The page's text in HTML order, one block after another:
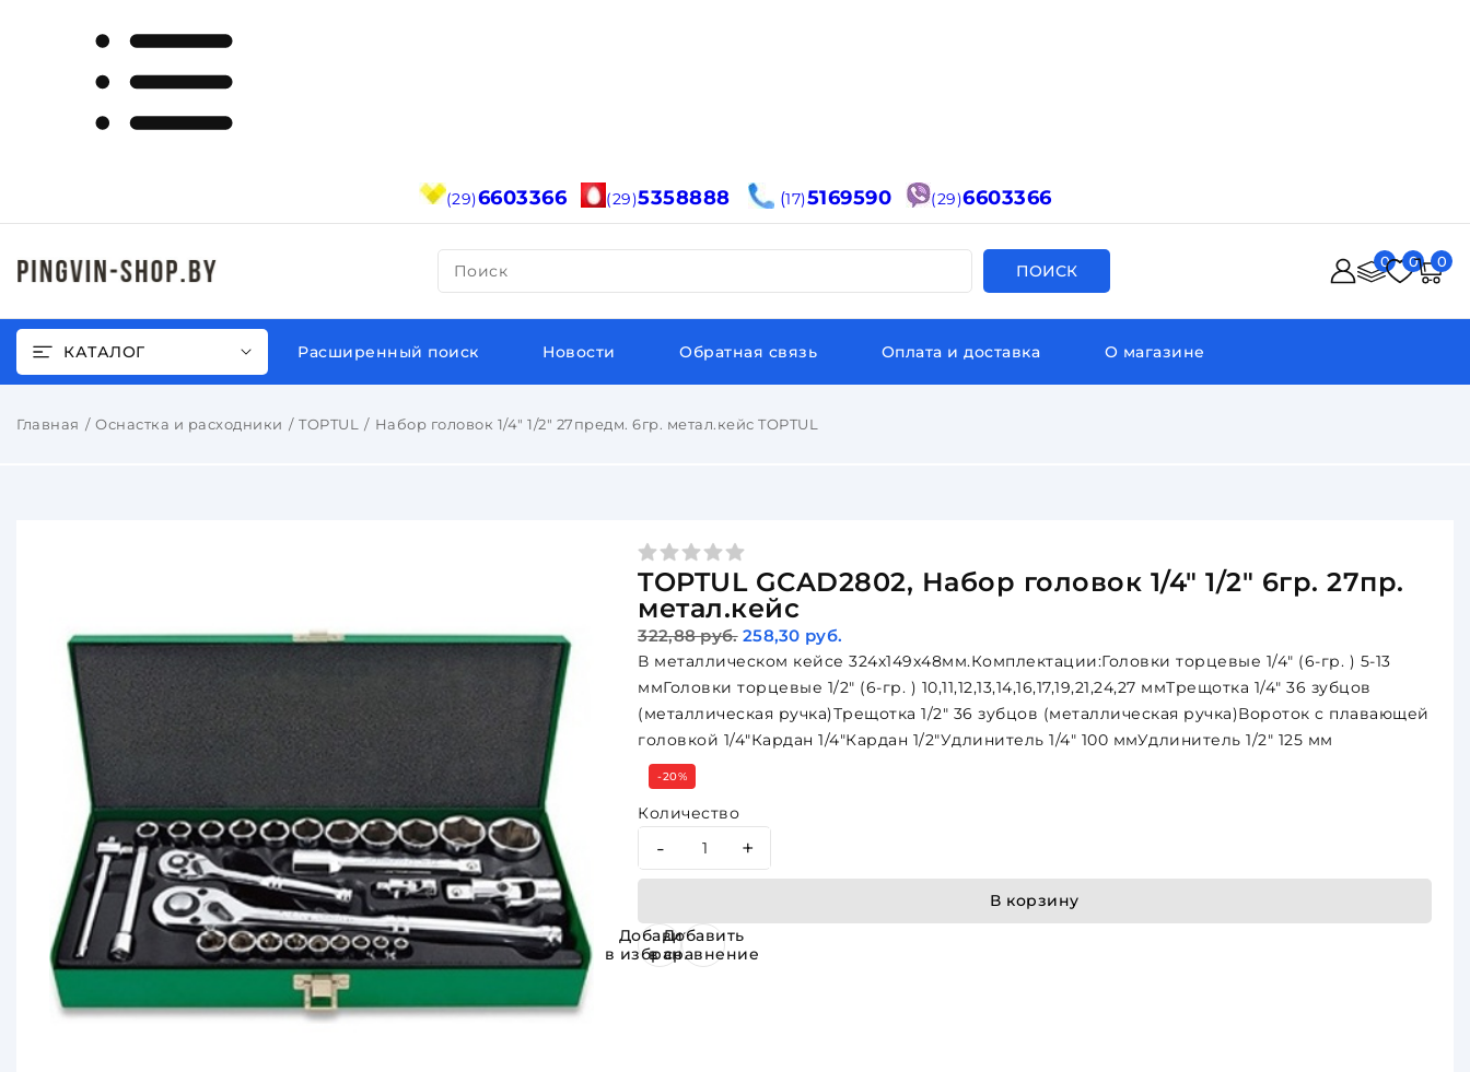
(29)6603366 (29)5358888 (17)5169590 (29)6603366
Поиск ПОИСК 0 0 0
КАТАЛОГ Расширенный поиск Новости Обратная связь Оплата и доставка О магазине
Главная Оснастка и расходники TOPTUL Набор головок 1/4" 1/2" 27предм. 6гр. метал.кейс TOPTUL
TOPTUL GCAD2802, Набор головок 1/4" 1/2" 6гр. 27пр.
метал.кейс
322,88 руб. 258,30 руб.
В металлическом кейсе 324х149х48мм.Комплектации:Головки торцевые 1/4" (6-гр. ) 5-13
ммГоловки торцевые 1/2" (6-гр. ) 10,11,12,13,14,16,17,19,21,24,27 ммТрещотка 1/4" 36 зубцов
(металлическая ручка)Трещотка 1/2" 36 зубцов (металлическая ручка)Вороток с плавающей
головкой 1/4"Кардан 1/4"Кардан 1/2"Удлинитель 1/4" 100 ммУдлинитель 1/2" 125 мм
-20%
Количество
- +
В корзину
Добавить
в избранное
Добавить
в сравнение